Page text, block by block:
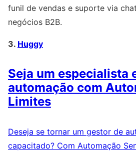
funil de vendas e suporte via
negócios B2B.
3. Huggy
Seja um especialista
automação com
Limites
Deseja se tornar um gestor de
capacitado? Com Automação